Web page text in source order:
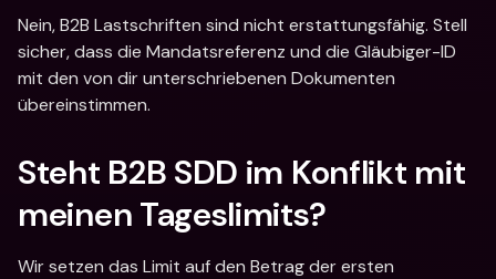
Nein, B2B Lastschriften sind nicht erstattungsfähig. Stell
sicher, dass die Mandatsreferenz und die Gläubiger-ID
mit den von dir unterschriebenen Dokumenten
übereinstimmen.
Steht B2B SDD im Konflikt mit
meinen Tageslimits?
Wir setzen das Limit auf den Betrag der ersten